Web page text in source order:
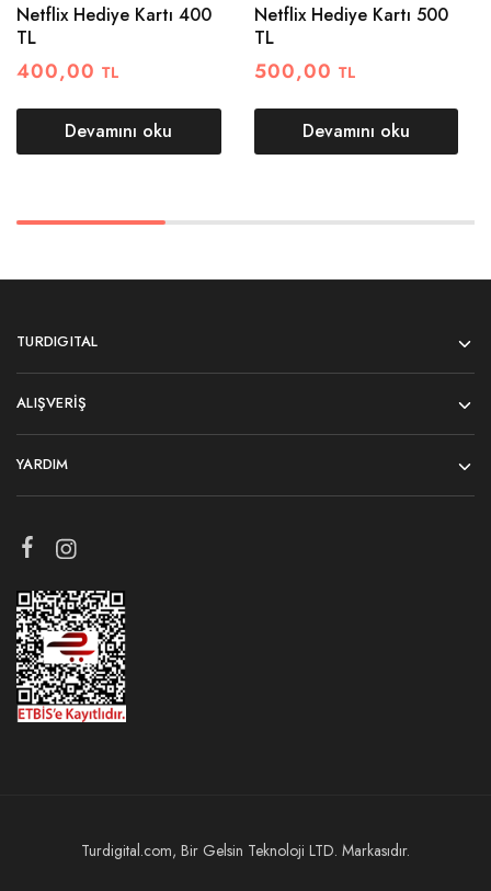
Netflix Hediye Kartı 400
TL
400,00 TL
Devamını oku
Netflix Hediye Kartı 500
TL
500,00 TL
Devamını oku
TURDIGITAL
ALIŞVERIŞ
YARDIM
Turdigital.com, Bir Gelsin Teknoloji LTD. Markasıdır.